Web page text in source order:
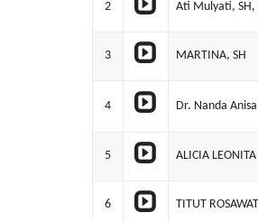
2 Ati Mulyati, SH,
3 MARTINA, SH
4 Dr. Nanda
5 ALICIA
6 TITUT